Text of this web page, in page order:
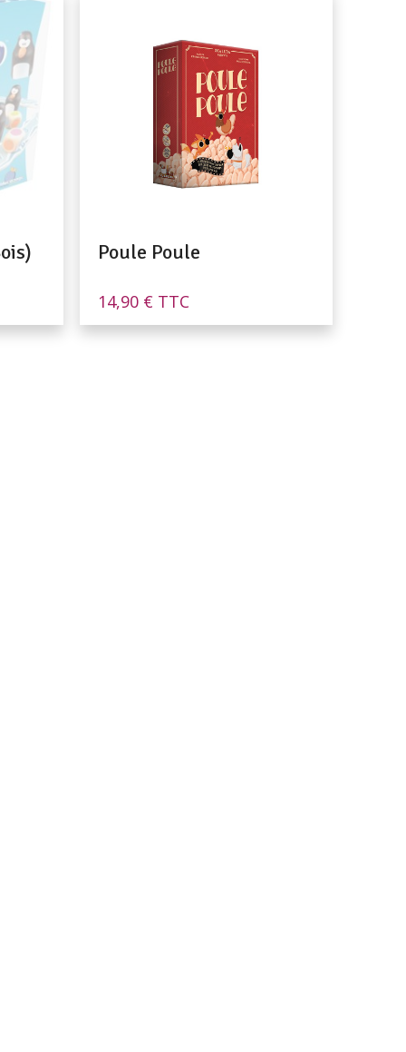
Poule Poule
14,90 € TTC